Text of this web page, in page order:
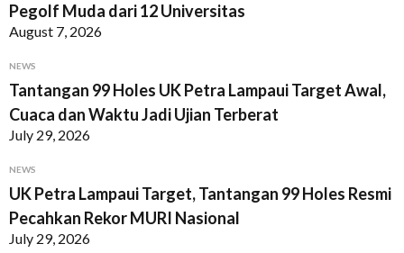
Pegolf Muda dari 12 Universitas
August 7, 2026
NEWS
Tantangan 99 Holes UK Petra Lampaui Target Awal,
Cuaca dan Waktu Jadi Ujian Terberat
July 29, 2026
NEWS
UK Petra Lampaui Target, Tantangan 99 Holes Resmi
Pecahkan Rekor MURI Nasional
July 29, 2026